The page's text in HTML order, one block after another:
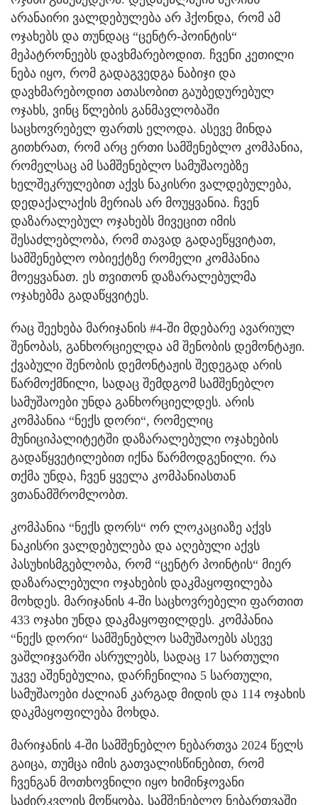
არანაირი ვალდებულება არ ჰქონდა, რომ ამ
ოჯახებს და თუნდაც “ცენტრ-პოინტის“
მეპატრონეებს დავხმარებოდით. ჩვენი კეთილი
ნება იყო, რომ გადაგვედგა ნაბიჯი და
დავხმარებოდით ათასობით გაუბედურებულ
ოჯახს, ვინც წლების განმავლობაში
საცხოვრებელ ფართს ელოდა. ასევე მინდა
გითხრათ, რომ არც ერთი სამშენებლო კომპანია,
რომელსაც ამ სამშენებლო სამუშაოებზე
ხელშეკრულებით აქვს ნაკისრი ვალდებულება,
დედაქალაქის მერიას არ მოუყვანია. ჩვენ
დაზარალებულ ოჯახებს მივეცით იმის
შესაძლებლობა, რომ თავად გადაეწყვიტათ,
სამშენებლო ობიექტზე რომელი კომპანია
მოეყვანათ. ეს თვითონ დაზარალებულმა
ოჯახებმა გადაწყვიტეს.
რაც შეეხება მარიჯანის #4-ში მდებარე ავარიულ
შენობას, განხორციელდა ამ შენობის დემონტაჟი.
ქვაბული შენობის დემონტაჟის შედეგად არის
წარმოქმნილი, სადაც შემდგომ სამშენებლო
სამუშაოები უნდა განხორციელდეს. არის
კომპანია “ნექს დორი“, რომელიც
მუნიციპალიტეტში დაზარალებული ოჯახების
გადაწყვეტილებით იქნა წარმოდგენილი. რა
თქმა უნდა, ჩვენ ყველა კომპანიასთან
ვთანამშრომლობთ.
კომპანია “ნექს დორს“ ორ ლოკაციაზე აქვს
ნაკისრი ვალდებულება და აღებული აქვს
პასუხისმგებლობა, რომ “ცენტრ პოინტის“ მიერ
დაზარალებული ოჯახების დაკმაყოფილება
მოხდეს. მარიჯანის 4-ში საცხოვრებელი ფართით
433 ოჯახი უნდა დაკმაყოფილდეს. კომპანია
“ნექს დორი“ სამშენებლო სამუშაოებს ასევე
ვაშლიჯვარში ასრულებს, სადაც 17 სართული
უკვე აშენებულია, დარჩენილია 5 სართული,
სამუშაოები ძალიან კარგად მიდის და 114 ოჯახის
დაკმაყოფილება მოხდა.
მარიჯანის 4-ში სამშენებლო ნებართვა 2024 წელს
გაიცა, თუმცა იმის გათვალისწინებით, რომ
ჩვენგან მოთხოვნილი იყო ხიმინჯოვანი
საძირკვლის მოწყობა, სამშენებლო ნებართვაში